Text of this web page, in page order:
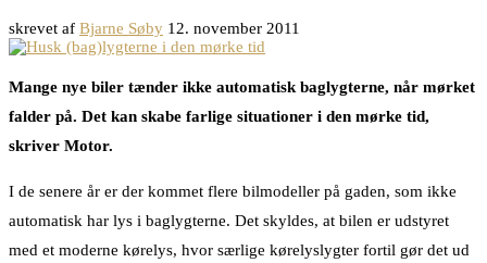
skrevet af Bjarne Søby 12. november 2011
Mange nye biler tænder ikke automatisk baglygterne, når mørket
falder på. Det kan skabe farlige situationer i den mørke tid,
skriver Motor.
I de senere år er der kommet flere bilmodeller på gaden, som ikke
automatisk har lys i baglygterne. Det skyldes, at bilen er udstyret
med et moderne kørelys, hvor særlige kørelyslygter fortil gør det ud